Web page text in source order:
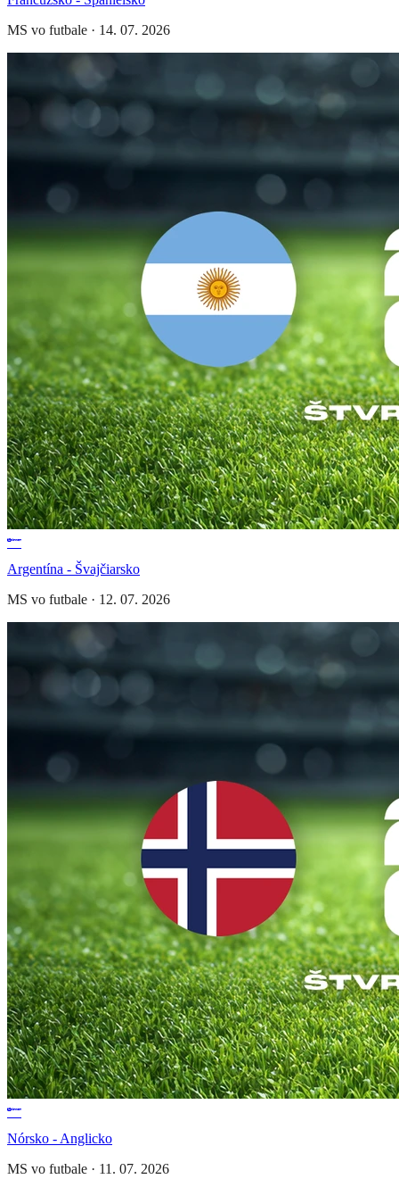
MS vo futbale · 14. 07. 2026
Argentína - Švajčiarsko
MS vo futbale · 12. 07. 2026
Nórsko - Anglicko
MS vo futbale · 11. 07. 2026